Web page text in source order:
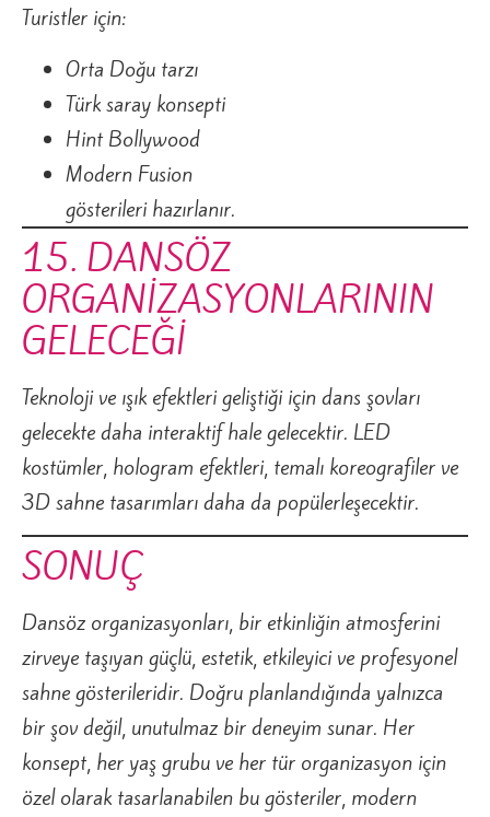
Turistler için:
Orta Doğu tarzı
Türk saray konsepti
Hint Bollywood
Modern Fusion
gösterileri hazırlanır.
15. DANSÖZ
ORGANİZASYONLARININ
GELECEĞİ
Teknoloji ve ışık efektleri geliştiği için dans şovları
gelecekte daha interaktif hale gelecektir. LED
kostümler, hologram efektleri, temalı koreografiler ve
3D sahne tasarımları daha da popülerleşecektir.
SONUÇ
Dansöz organizasyonları, bir etkinliğin atmosferini
zirveye taşıyan güçlü, estetik, etkileyici ve profesyonel
sahne gösterileridir. Doğru planlandığında yalnızca
bir şov değil, unutulmaz bir deneyim sunar. Her
konsept, her yaş grubu ve her tür organizasyon için
özel olarak tasarlanabilen bu gösteriler, modern